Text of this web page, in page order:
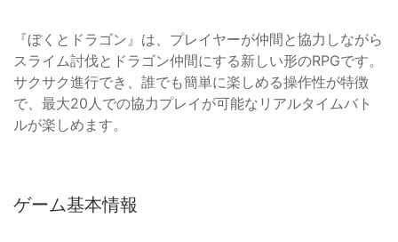
『ぼくとドラゴン』は、プレイヤーが仲間と協力しながら
スライム討伐とドラゴン仲間にする新しい形のRPGです。
サクサク進行でき、誰でも簡単に楽しめる操作性が特徴
で、最大20人での協力プレイが可能なリアルタイムバト
ルが楽しめます。
ゲーム基本情報